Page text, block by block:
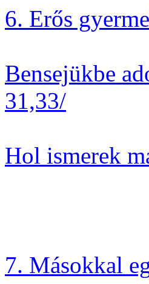
6. Erős
Bensejükbe
31,33/
Hol ismerek
7. Másokkal